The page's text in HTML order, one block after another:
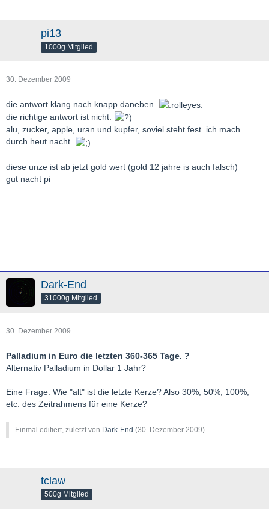
pi13
1000g Mitglied
30. Dezember 2009
die antwort klang nach knapp daneben.
die richtige antwort ist nicht:
alu, zucker, apple, uran und kupfer, soviel steht fest. ich mach
durch heut nacht.
diese unze ist ab jetzt gold wert (gold 12 jahre is auch falsch)
gut nacht pi
Dark-End
31000g Mitglied
30. Dezember 2009
Palladium in Euro die letzten 360-365 Tage. ?
Alternativ Palladium in Dollar 1 Jahr?
Eine Frage: Wie "alt" ist die letzte Kerze? Also 30%, 50%, 100%,
etc. des Zeitrahmens für eine Kerze?
Einmal editiert, zuletzt von Dark-End (30. Dezember 2009)
tclaw
500g Mitglied